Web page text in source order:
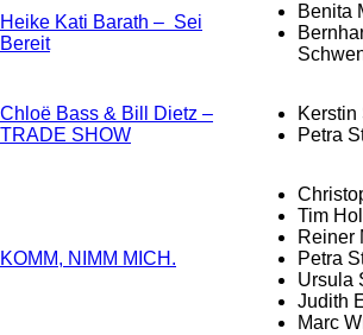
Heike Kati Barath – Sei
Bereit
Benita
Chloë Bass & Bill Dietz –
TRADE SHOW
Kerstin
Petra
KOMM, NIMM MICH.
Tim
Reiner
Petra
Ursula
Judith
Marc